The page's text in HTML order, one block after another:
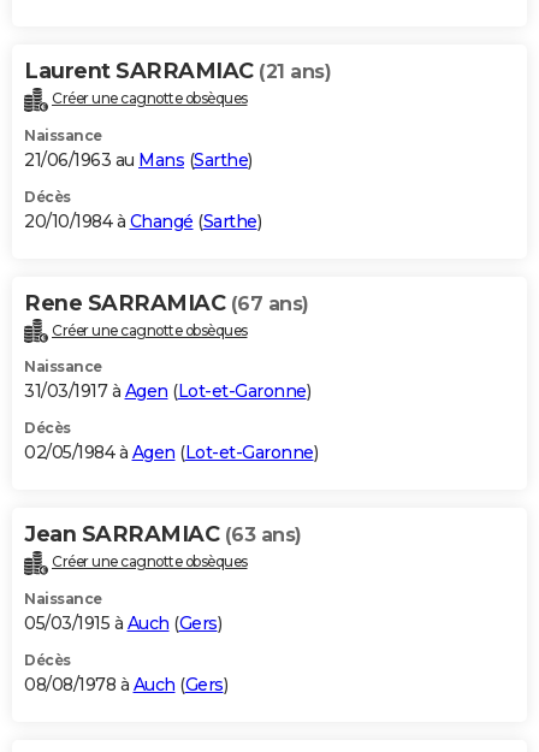
Laurent SARRAMIAC (21 ans)
Créer une cagnotte obsèques
Naissance
21/06/1963 au Mans (Sarthe)
Décès
20/10/1984 à Changé (Sarthe)
Rene SARRAMIAC (67 ans)
Créer une cagnotte obsèques
Naissance
31/03/1917 à Agen (Lot-et-Garonne)
Décès
02/05/1984 à Agen (Lot-et-Garonne)
Jean SARRAMIAC (63 ans)
Créer une cagnotte obsèques
Naissance
05/03/1915 à Auch (Gers)
Décès
08/08/1978 à Auch (Gers)